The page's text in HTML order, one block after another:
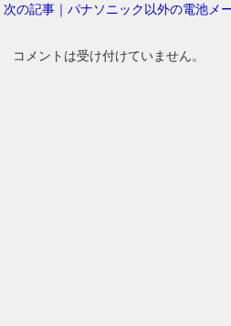
次の記事｜パナソニック以外の電池メ
コメントは受け付けていません。